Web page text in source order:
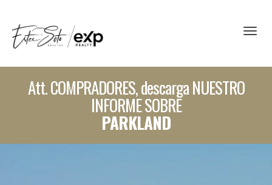
Att. COMPRADORES, descarga NUESTRO
INFORME SOBRE
PARKLAND